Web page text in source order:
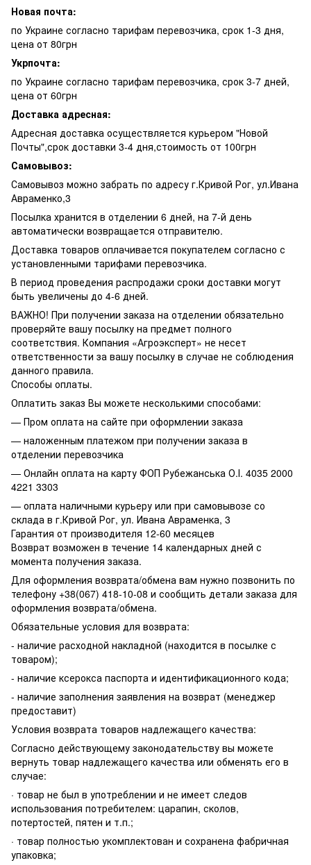
Новая почта:
по Украине согласно тарифам перевозчика, срок 1-3 дня,
цена от 80грн
Укрпочта:
по Украине согласно тарифам перевозчика, срок 3-7 дней,
цена от 60грн
Доставка адресная:
Адресная доставка осуществляется курьером "Новой
Почты",срок доставки 3-4 дня,стоимость от 100грн
Самовывоз:
Самовывоз можно забрать по адресу г.Кривой Рог, ул.Ивана
Авраменко,3
Посылка хранится в отделении 6 дней, на 7-й день
автоматически возвращается отправителю.
Доставка товаров оплачивается покупателем согласно с
установленными тарифами перевозчика.
В период проведения распродажи сроки доставки могут
быть увеличены до 4-6 дней.
ВАЖНО! При получении заказа на отделении обязательно
проверяйте вашу посылку на предмет полного
соответствия. Компания «Агроэксперт» не несет
ответственности за вашу посылку в случае не соблюдения
данного правила.
Способы оплаты.
Оплатить заказ Вы можете несколькими способами:
— Пром оплата на сайте при оформлении заказа
— наложенным платежом при получении заказа в
отделении перевозчика
— Онлайн оплата на карту ФОП Рубежанська О.І. 4035 2000
4221 3303
— оплата наличными курьеру или при самовывозе со
склада в г.Кривой Рог, ул. Ивана Авраменка, 3
Гарантия от производителя 12-60 месяцев
Возврат возможен в течение 14 календарных дней с
момента получения заказа.
Для оформления возврата/обмена вам нужно позвонить по
телефону +38(067) 418-10-08 и сообщить детали заказа для
оформления возврата/обмена.
Обязательные условия для возврата:
- наличие расходной накладной (находится в посылке с
товаром);
- наличие ксерокса паспорта и идентификационного кода;
- наличие заполнения заявления на возврат (менеджер
предоставит)
Условия возврата товаров надлежащего качества:
Согласно действующему законодательству вы можете
вернуть товар надлежащего качества или обменять его в
случае:
· товар не был в употреблении и не имеет следов
использования потребителем: царапин, сколов,
потертостей, пятен и т.п.;
· товар полностью укомплектован и сохранена фабричная
упаковка;